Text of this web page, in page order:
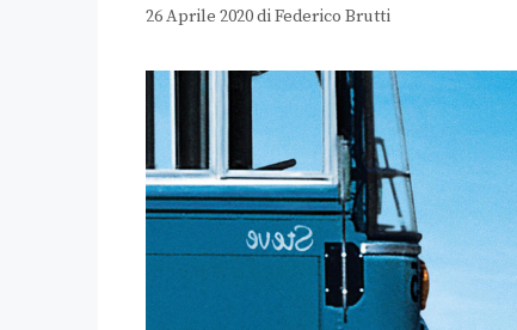
26 Aprile 2020diFederico Brutti